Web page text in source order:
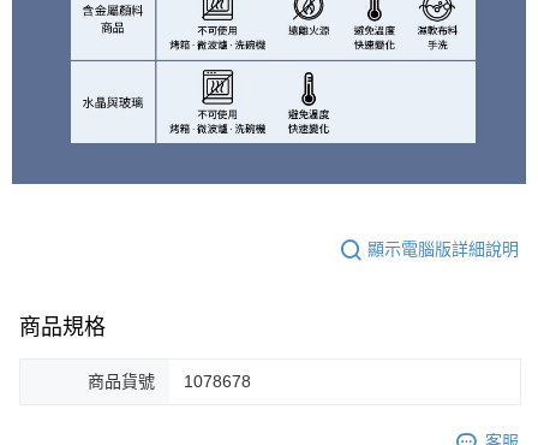
顯示電腦版詳細說明
商品規格
商品貨號 1078678